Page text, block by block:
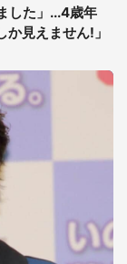
した」...4歳年
見えません!」